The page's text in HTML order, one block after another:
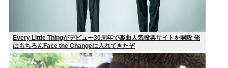
Every Little Thingがデビュー30周年で楽曲人気投票サイトを開設 俺
はもちろんFace the Changeに入れてきたぞ